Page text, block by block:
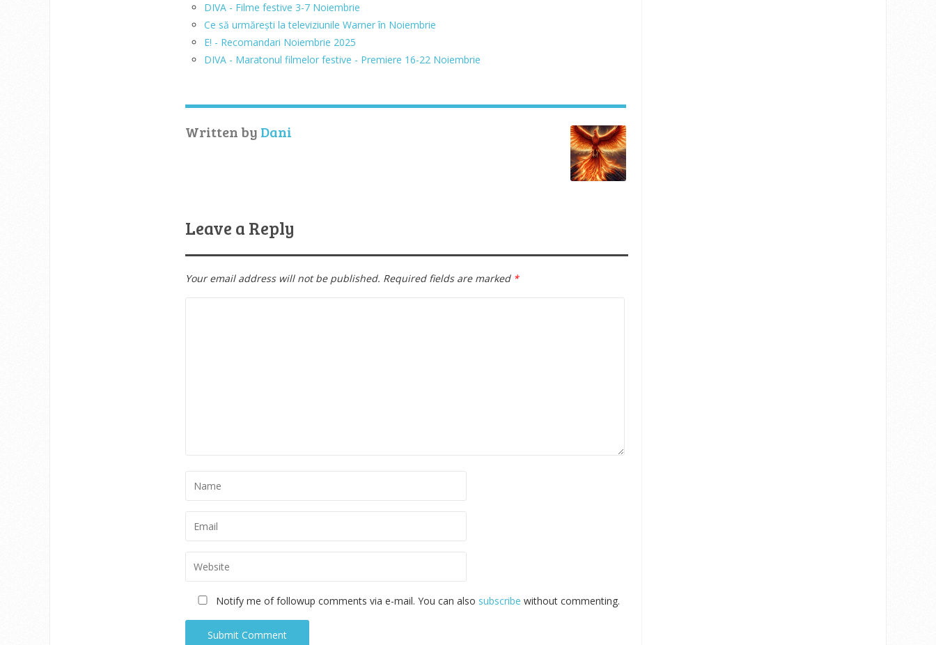
DIVA - Filme festive 3-7 Noiembrie
Ce să urmărești la televiziunile Warner în Noiembrie
E! - Recomandari Noiembrie 2025
DIVA - Maratonul filmelor festive - Premiere 16-22 Noiembrie
Written by Dani
Leave a Reply
Your email address will not be published. Required fields are marked *
Notify me of followup comments via e-mail. You can also subscribe without commenting.